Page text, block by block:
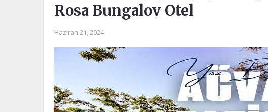
Rosa Bungalov Otel
Haziran 21, 2024